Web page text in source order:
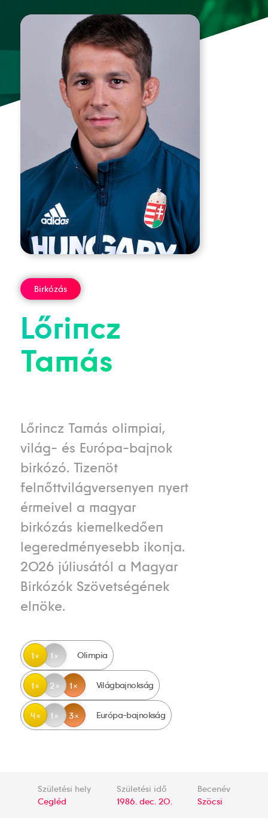
Birkózás
Lőrincz
Tamás
Lőrincz Tamás olimpiai,
világ- és Európa-bajnok
birkózó. Tizenöt
felnőttvilágversenyen nyert
érmeivel a magyar
birkózás kiemelkedően
legeredményesebb ikonja.
2026 júliusától a Magyar
Birkózók Szövetségének
elnöke.
1 1 Olimpia
1 2 1 Világbajnokság
4 1 3 Európa-bajnokság
Születési hely
Cegléd
Születési idő
1986. dec. 20.
Becenév
Szöcsi